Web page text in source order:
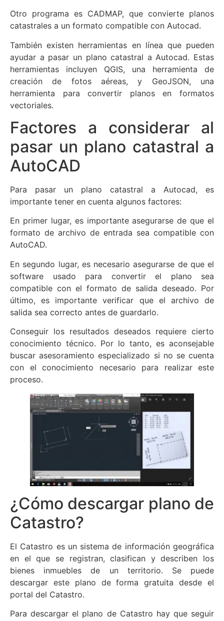
Otro programa es CADMAP, que convierte planos
catastrales a un formato compatible con Autocad.
También existen herramientas en línea que pueden
ayudar a pasar un plano catastral a Autocad. Estas
herramientas incluyen QGIS, una herramienta de
creación de fotos aéreas, y GeoJSON, una
herramienta para convertir planos en formatos
vectoriales.
Factores a considerar al
pasar un plano catastral a
AutoCAD
Para pasar un plano catastral a Autocad, es
importante tener en cuenta algunos factores:
En primer lugar, es importante asegurarse de que el
formato de archivo de entrada sea compatible con
AutoCAD.
En segundo lugar, es necesario asegurarse de que el
software usado para convertir el plano sea
compatible con el formato de salida deseado. Por
último, es importante verificar que el archivo de
salida sea correcto antes de guardarlo.
Conseguir los resultados deseados requiere cierto
conocimiento técnico. Por lo tanto, es aconsejable
buscar asesoramiento especializado si no se cuenta
con el conocimiento necesario para realizar este
proceso.
¿Cómo descargar plano de
Catastro?
El Catastro es un sistema de información geográfica
en el que se registran, clasifican y describen los
bienes inmuebles de un territorio. Se puede
descargar este plano de forma gratuita desde el
portal del Catastro.
Para descargar el plano de Catastro hay que seguir